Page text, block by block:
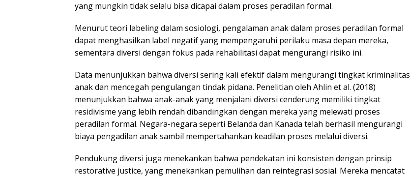
yang mungkin tidak selalu bisa dicapai dalam proses peradilan formal.
Menurut teori labeling dalam sosiologi, pengalaman anak dalam proses peradilan formal
dapat menghasilkan label negatif yang mempengaruhi perilaku masa depan mereka,
sementara diversi dengan fokus pada rehabilitasi dapat mengurangi risiko ini.
Data menunjukkan bahwa diversi sering kali efektif dalam mengurangi tingkat kriminalitas
anak dan mencegah pengulangan tindak pidana. Penelitian oleh Ahlin et al. (2018)
menunjukkan bahwa anak-anak yang menjalani diversi cenderung memiliki tingkat
residivisme yang lebih rendah dibandingkan dengan mereka yang melewati proses
peradilan formal. Negara-negara seperti Belanda dan Kanada telah berhasil mengurangi
biaya pengadilan anak sambil mempertahankan keadilan proses melalui diversi.
Pendukung diversi juga menekankan bahwa pendekatan ini konsisten dengan prinsip
restorative justice, yang menekankan pemulihan dan reintegrasi sosial. Mereka mencatat